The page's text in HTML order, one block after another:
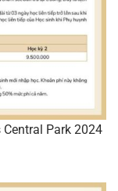
Park 2024